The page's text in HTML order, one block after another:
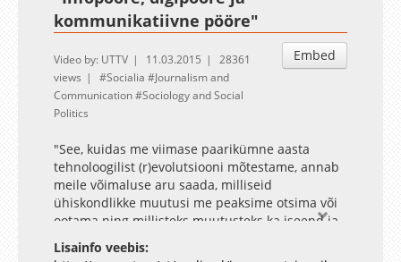
kommunikatiivne pööre"
Embed
Video by: UTTV 11.03.2015
28361
views
Socialia
Journalism and
Communication
Sociology and Social
Politics
"See, kuidas me viimase paarikümne aasta
tehnoloogilist (r)evolutsiooni mõtestame, annab
meile võimaluse aru saada, milliseid
ühiskondlikke muutusi me peaksime otsima või
ootama ning millisteks muutusteks ka iseend ja
oma üliõpilasi ette valmistama," arutles
Pruulmann-Vengerfeldt.
Lisainfo veebis: